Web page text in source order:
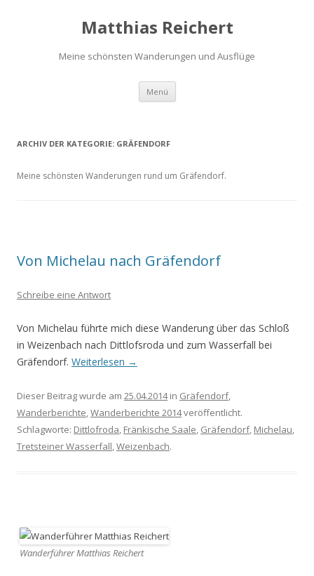
Matthias Reichert
Meine schönsten Wanderungen und Ausflüge
Menü Zum
springen
ARCHIV DER KATEGORIE: GRÄFENDORF
Meine schönsten Wanderungen rund um Gräfendorf.
Von Michelau nach Gräfendorf
Schreibe eine Antwort
Von Michelau führte mich diese Wanderung über das Schloß
in Weizenbach nach Dittlofsroda und zum Wasserfall bei
Gräfendorf. Weiterlesen →
Dieser Beitrag wurde am 25.04.2014in Gräfendorf,
Wanderberichte,Wanderberichte 2014veröffentlicht.
Schlagworte: Dittlofroda, Fränkische Saale, Gräfendorf, Michelau,
Tretsteiner Wasserfall,Weizenbach.
Wanderführer Matthias Reichert